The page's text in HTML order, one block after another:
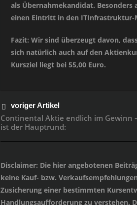
als Übernahmekandidat. Besonders
einen Eintritt in den ITInfrastruktur-
Fazit: Wir sind überzeugt davon,
sich natürlich auch auf den
Kursziel liegt bei 55,00 Euro.
voriger Artikel
Continental Aktie endlich im Gewinn
ist der Hauptrund:
Disclaimer: Die hier angebotenen
keine Kauf- bzw.
Zusicherung einer bestimmten
Handlungsaufforderung zu verstehen.